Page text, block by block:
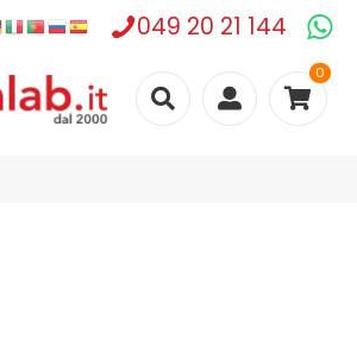
049 20 21 144
0